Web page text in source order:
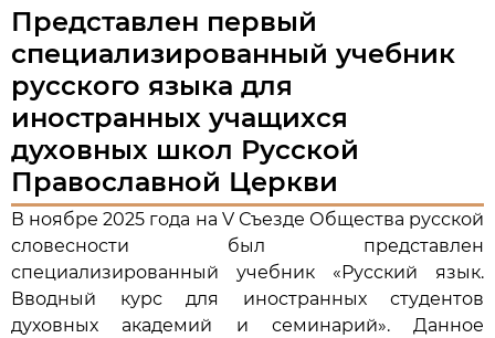
Представлен первый
специализированный учебник
русского языка для
иностранных учащихся
духовных школ Русской
Православной Церкви
В ноябре 2025 года на V Съезде Общества русской
словесности был представлен
специализированный учебник «Русский язык.
Вводный курс для иностранных студентов
духовных академий и семинарий». Данное